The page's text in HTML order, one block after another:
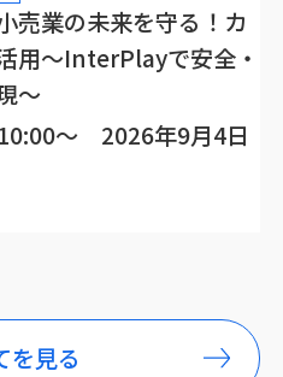
売業の未来を守る！カ
用～InterPlayで安全・
～
～ 2026年9月4日
を見る